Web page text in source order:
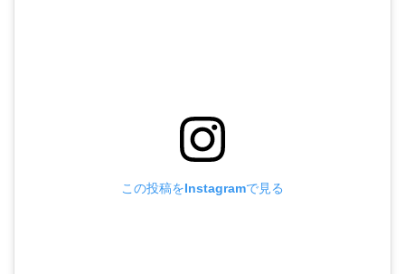
この投稿をInstagramで見る